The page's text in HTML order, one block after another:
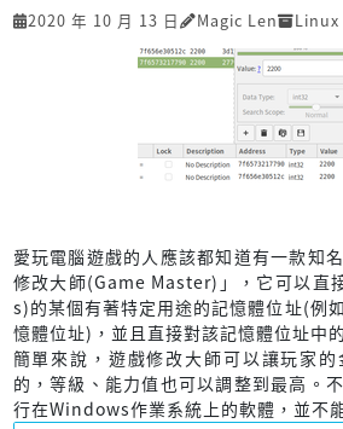
2020 年 10 月 13 日 Magic Len Linux
愛玩電腦遊戲的人應該都知道有一款知
修改大師(Game Master)」，它可以直
s)的某個有著特定用途的記憶體位址(例
憶體位址)，並且直接對該記憶體位址中
簡單來說，遊戲修改大師可以讓玩家
的，等級、能力值也可以調整到最高。
行在Windows作業系統上的軟體，並不